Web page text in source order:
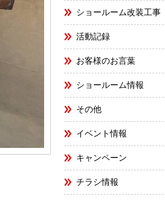
ショールーム改装工事
活動記録
お客様のお言葉
ショールーム情報
その他
イベント情報
キャンペーン
チラシ情報